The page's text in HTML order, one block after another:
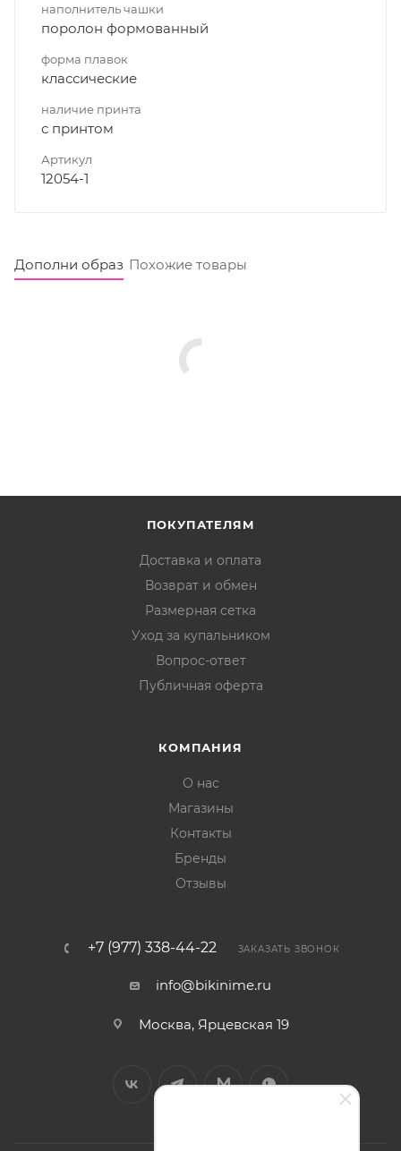
наполнитель чашки
поролон формованный
форма плавок
классические
наличие принта
с принтом
Артикул
12054-1
Дополни образ Похожие товары
ПОКУПАТЕЛЯМ
Доставка и оплата
Возврат и обмен
Размерная сетка
Уход за купальником
Вопрос-ответ
Публичная оферта
КОМПАНИЯ
О нас
Магазины
Контакты
Бренды
Отзывы
+7 (977) 338-44-22 ЗАКАЗАТЬ ЗВОНОК
info@bikinime.ru
Москва, Ярцевская 19